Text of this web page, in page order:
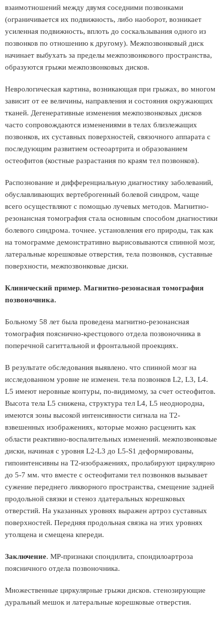
взаимотношений между двумя соседними позвонками
(ограничивается их подвижность, либо наоборот, возникает
усиленная подвижность, вплоть до соскальзывания одного из
позвонков по отношению к другому). Межпозвонковый диск
начинает выбухать за пределы межпозвонкового пространства,
образуются грыжи межпозвонковых дисков.
Неврологическая картина, возникающая при грыжах, во многом
зависит от ее величины, направления и состояния окружающих
тканей. Дегенеративные изменения межпозвонковых дисков
часто сопровождаются изменениями в телах близлежащих
позвонков, их суставных поверхностей, связочного аппарата с
последующим развитием остеоартрита и образованием
остеофитов (костные разрастания по краям тел позвонков).
Распознование и дифференциальную диагностику заболеваний,
обуславливающих вертеброгенный болевой синдром, чаще
всего осуществляют с помощью лучевых методов. Магнитно-
резонансная томография стала основным способом диагностики
болевого синдрома. точнее. установления его природы, так как
на томограмме демонстративно вырисовываются спинной мозг,
латеральные корешковые отверстия, тела позвонков, суставные
поверхности, межпозвонковые диски.
Клинический пример. Магнитно-резонасная томография
позвоночника.
Больному 58 лет была проведена магнитно-резонансная
томография пояснично-крестцового отдела позвоночника в
поперечной сагиттальной и фронтальной проекциях.
В результате обследования выявлено. что спинной мозг на
исследованном уровне не изменен. тела позвонков L2, L3, L4.
L5 имеют неровные контуры, по-видимому, за счет остеофитов.
Высота тела L5 снижена, структура тел L4, L5 неоднородна,
имеются зоны высокой интенсивности сигнала на Т2-
взвешенных изображениях, которые можно расценить как
области реактивно-воспалительных изменений. межпозвонковые
диски, начиная с уровня L2-L3 до L5-S1 деформированы,
гипоинтенсивны на Т2-изображениях, пролабируют циркулярно
до 5-7 мм. что вместе с остеофитами тел позвонков вызывает
сужение переднего ликворного пространства, смещение задней
продольной связки и стеноз лдатеральных корешковых
отверстий. На указанных уровнях выражен артроз суставных
поверхностей. Передняя продольная связка на этих уровнях
утолщена и смещена кпереди.
Заключение. МР-признаки спондилита, спондилоартроза
поясничного отдела позвоночника.
Множественные циркулярные грыжи дисков. стенозирующие
дуральный мешок и латеральные корешковые отверстия.